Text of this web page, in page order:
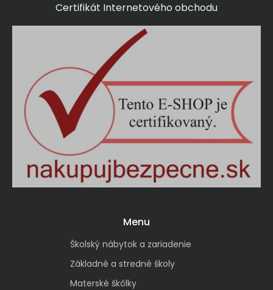
Certifikát Internetového obchodu
Menu
Školský nábytok a zariadenie
Základné a stredné školy
Materské škôlky